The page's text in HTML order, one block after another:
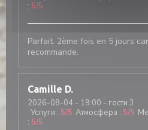
: 5/5
Parfait. 2ème fois en 5 jours
recommande.
Camille D
2026-08-04 - 19:00 - гости 3
Услуги : 5/5 Атмосфера : 5/5
: 5/5